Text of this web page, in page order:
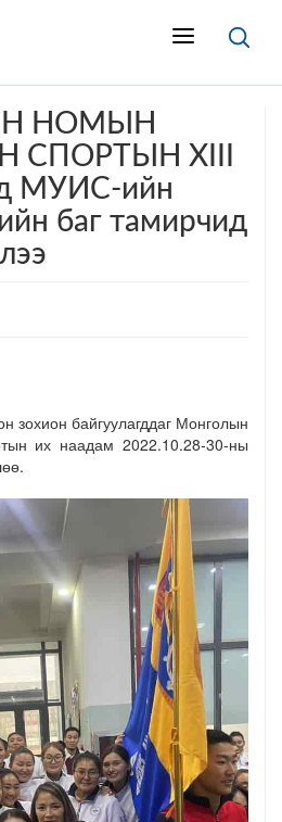
НОМЫН
СПОРТЫН XIII
МУИС-ийн
баг тамирчид
зохион байгуулагддаг Монголын
их наадам 2022.10.28-30-ны